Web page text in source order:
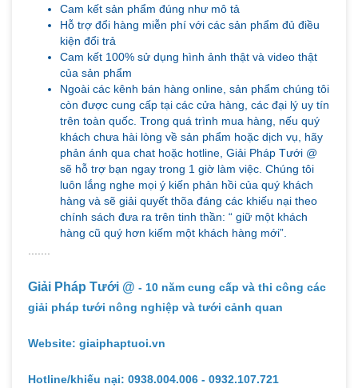
Cam kết sản phẩm đúng như mô tả
Hỗ trợ đổi hàng miễn phí với các sản phẩm đủ điều
kiện đổi trả
Cam kết 100% sử dụng hình ảnh thật và video thật
của sản phẩm
Ngoài các kênh bán hàng online, sản phẩm chúng tôi
còn được cung cấp tại các cửa hàng, các đại lý uy tín
trên toàn quốc. Trong quá trình mua hàng, nếu quý
khách chưa hài lòng về sản phẩm hoặc dịch vụ, hãy
phản ánh qua chat hoặc hotline, Giải Pháp Tưới @
sẽ hỗ trợ bạn ngay trong 1 giờ làm việc. Chúng tôi
luôn lắng nghe mọi ý kiến phản hồi của quý khách
hàng và sẽ giải quyết thõa đáng các khiếu nại theo
chính sách đưa ra trên tinh thần: “ giữ một khách
hàng cũ quý hơn kiếm một khách hàng mới”.
Giải Pháp Tưới @ - 10 năm cung cấp và thi công các
giải pháp tưới nông nghiệp và tưới cảnh quan
Website: giaiphaptuoi.vn
Hotline/khiếu nại: 0938.004.006 - 0932.107.721